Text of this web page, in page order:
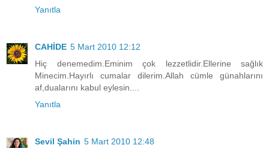
Yanıtla
CAHİDE 5 Mart 2010 12:12
Hiç denemedim.Eminim çok lezzetlidir.Ellerine sağlık
Minecim.Hayırlı cumalar dilerim.Allah cümle günahlarını
af,dualarını kabul eylesin....
Yanıtla
Sevil Şahin 5 Mart 2010 12:48